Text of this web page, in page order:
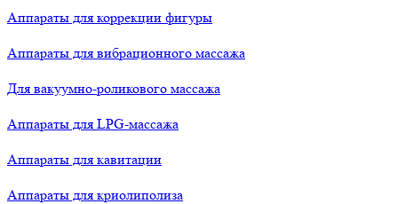
Аппараты для коррекции фигуры
Аппараты для вибрационного массажа
Для вакуумно-роликового массажа
Аппараты для LPG-массажа
Аппараты для кавитации
Аппараты для криолиполиза